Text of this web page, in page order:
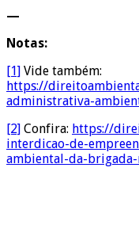
—
Notas:
[1] Vide também:
https://
administrativa-
[2] Confira: https://
interdicao-de-
ambiental-da-